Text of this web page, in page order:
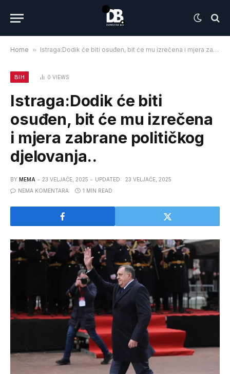
Home » Istraga:Dodik će biti osuđen, bit će mu izrečena i mjera zabrane političkog djelovanja..
BIH 0 VIEWS
Istraga:Dodik će biti
osuđen, bit će mu izrečena
i mjera zabrane političkog
djelovanja..
BY MEMA 23 VELJAČE, 2025 UPDATED:
23 VELJAČE, 2025
NEMA KOMENTARA
1 MIN READ